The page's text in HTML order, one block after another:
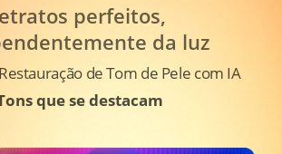
que se destacam
de Tom de Pele com IA
perfeitos,
da luz